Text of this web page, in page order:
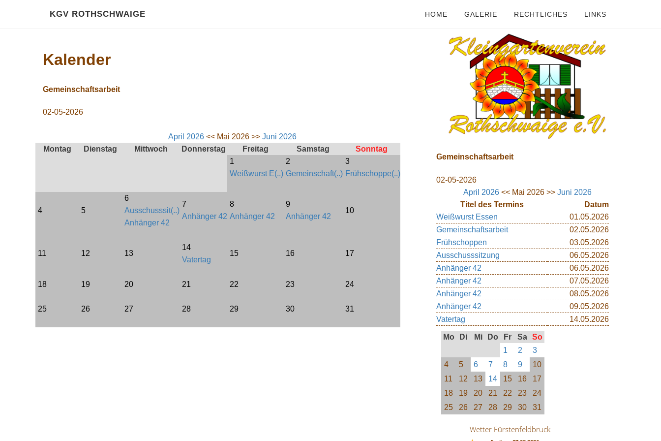
KGV ROTHSCHWAIGE HOME GALERIE RECHTLICHES LINKS
Kalender
Gemeinschaftsarbeit
02-05-2026
April 2026<< Mai 2026 >> Juni 2026
Montag
Dienstag Mittwoch Donnerstag Freitag Samstag
Sonntag
1
Weißwurst E(..)
2
Gemeinschaft(..)
3
Frühschoppe(..)
4 5
6
Ausschusssit(..)
Anhänger 42
7
Anhänger 42
8
Anhänger 42
9
Anhänger 42
10
11 12 13
14
Vatertag
15 16 17
18 19 20 21 22 23 24
25 26 27 28 29 30 31
Gemeinschaftsarbeit
02-05-2026
April 2026<< Mai 2026 >> Juni 2026
Titel des Termins
Datum
Weißwurst Essen
01.05.2026
Gemeinschaftsarbeit
02.05.2026
Frühschoppen
03.05.2026
Ausschusssitzung
06.05.2026
Anhänger 42
06.05.2026
Anhänger 42
07.05.2026
Anhänger 42
08.05.2026
Anhänger 42
09.05.2026
Vatertag
14.05.2026
Mo Di Mi Do Fr Sa So
1
2
3
4
5 6 7 8 9
10
11
12 13 14 15 16
17
18
19 20 21 22 23
24
25
26 27 28 29 30 31
Wetter Fürstenfeldbruck